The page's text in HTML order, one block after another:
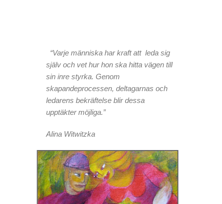
“Varje människa har kraft att leda sig
själv och vet hur hon ska hitta vägen till
sin inre styrka. Genom
skapandeprocessen, deltagarnas och
ledarens bekräftelse blir dessa
upptäkter möjliga.”
Alina Witwitzka